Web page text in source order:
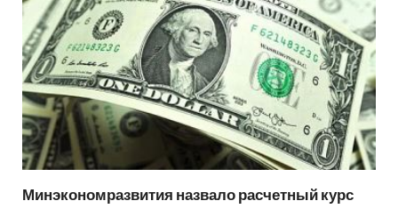
Минэкономразвития назвало расчетный курс